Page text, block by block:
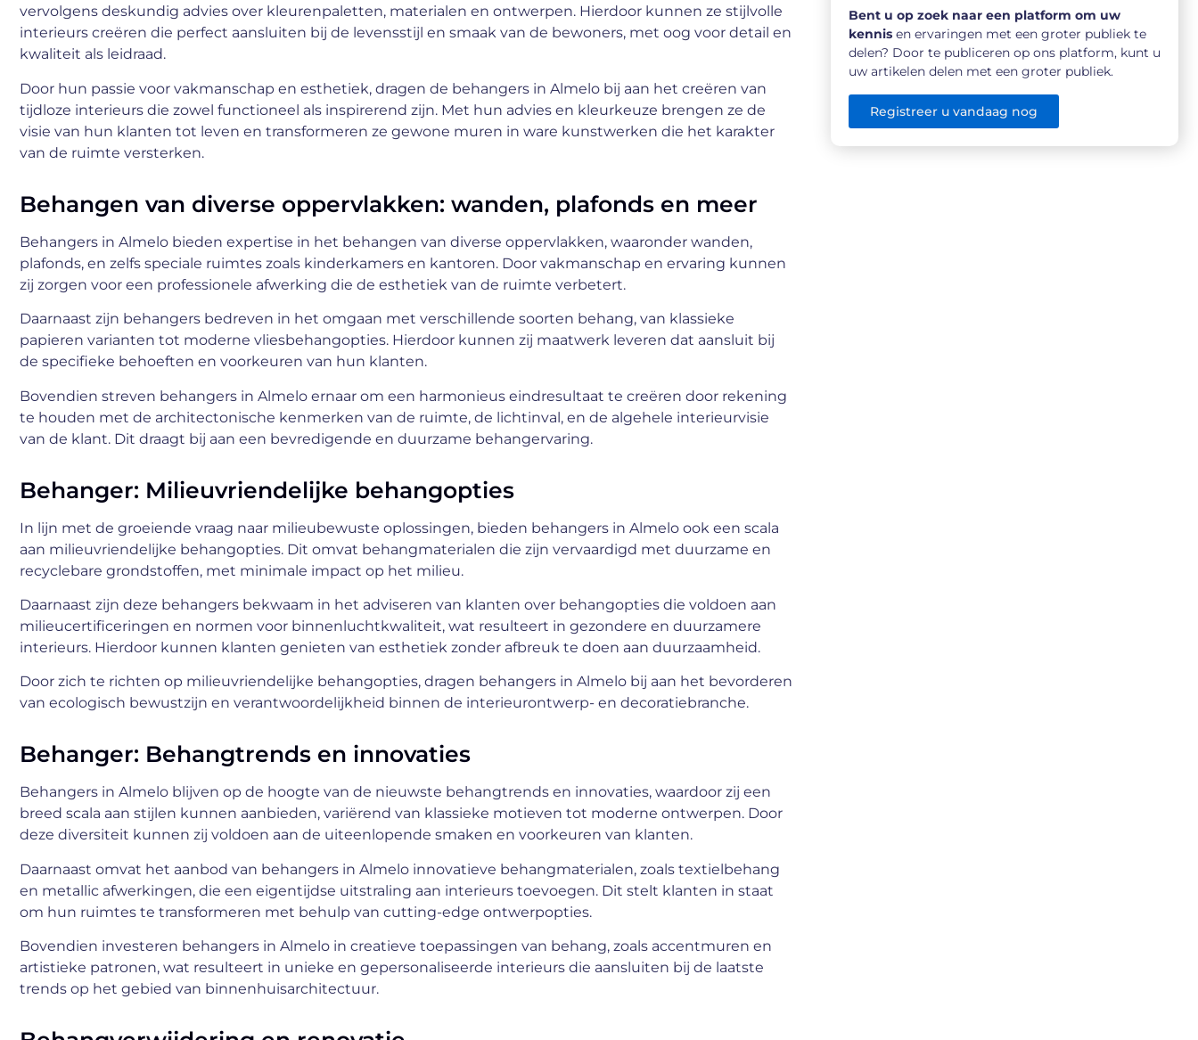
vervolgens deskundig advies over kleurenpaletten, materialen en ontwerpen. Hierdoor kunnen ze stijlvolle
interieurs creëren die perfect aansluiten bij de levensstijl en smaak van de bewoners, met oog voor detail en
kwaliteit als leidraad.
Door hun passie voor vakmanschap en esthetiek, dragen de behangers in Almelo bij aan het creëren van
tijdloze interieurs die zowel functioneel als inspirerend zijn. Met hun advies en kleurkeuze brengen ze de
visie van hun klanten tot leven en transformeren ze gewone muren in ware kunstwerken die het karakter
van de ruimte versterken.
Behangen van diverse oppervlakken: wanden, plafonds en meer
Behangers in Almelo bieden expertise in het behangen van diverse oppervlakken, waaronder wanden,
plafonds, en zelfs speciale ruimtes zoals kinderkamers en kantoren. Door vakmanschap en ervaring kunnen
zij zorgen voor een professionele afwerking die de esthetiek van de ruimte verbetert.
Daarnaast zijn behangers bedreven in het omgaan met verschillende soorten behang, van klassieke
papieren varianten tot moderne vliesbehangopties. Hierdoor kunnen zij maatwerk leveren dat aansluit bij
de specifieke behoeften en voorkeuren van hun klanten.
Bovendien streven behangers in Almelo ernaar om een harmonieus eindresultaat te creëren door rekening
te houden met de architectonische kenmerken van de ruimte, de lichtinval, en de algehele interieurvisie
van de klant. Dit draagt bij aan een bevredigende en duurzame behangervaring.
Behanger: Milieuvriendelijke behangopties
In lijn met de groeiende vraag naar milieubewuste oplossingen, bieden behangers in Almelo ook een scala
aan milieuvriendelijke behangopties. Dit omvat behangmaterialen die zijn vervaardigd met duurzame en
recyclebare grondstoffen, met minimale impact op het milieu.
Daarnaast zijn deze behangers bekwaam in het adviseren van klanten over behangopties die voldoen aan
milieucertificeringen en normen voor binnenluchtkwaliteit, wat resulteert in gezondere en duurzamere
interieurs. Hierdoor kunnen klanten genieten van esthetiek zonder afbreuk te doen aan duurzaamheid.
Door zich te richten op milieuvriendelijke behangopties, dragen behangers in Almelo bij aan het bevorderen
van ecologisch bewustzijn en verantwoordelijkheid binnen de interieurontwerp- en decoratiebranche.
Behanger: Behangtrends en innovaties
Behangers in Almelo blijven op de hoogte van de nieuwste behangtrends en innovaties, waardoor zij een
breed scala aan stijlen kunnen aanbieden, variërend van klassieke motieven tot moderne ontwerpen. Door
deze diversiteit kunnen zij voldoen aan de uiteenlopende smaken en voorkeuren van klanten.
Daarnaast omvat het aanbod van behangers in Almelo innovatieve behangmaterialen, zoals textielbehang
en metallic afwerkingen, die een eigentijdse uitstraling aan interieurs toevoegen. Dit stelt klanten in staat
om hun ruimtes te transformeren met behulp van cutting-edge ontwerpopties.
Bovendien investeren behangers in Almelo in creatieve toepassingen van behang, zoals accentmuren en
artistieke patronen, wat resulteert in unieke en gepersonaliseerde interieurs die aansluiten bij de laatste
trends op het gebied van binnenhuisarchitectuur.
Bent u op zoek naar een platform om uw
kennis en ervaringen met een groter publiek te
delen? Door te publiceren op ons platform, kunt u
uw artikelen delen met een groter publiek.
Registreer u vandaag nog